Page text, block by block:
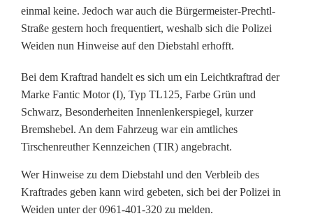
l
e
r
z
u
r
A
r
einmal keine. Jedoch war auch die Bürgermeister-Prechtl-
Straße gestern hoch frequentiert, weshalb sich die Polizei
Weiden nun Hinweise auf den Diebstahl erhofft.
Bei dem Kraftrad handelt es sich um ein Leichtkraftrad der
Marke Fantic Motor (I), Typ TL125, Farbe Grün und
Schwarz, Besonderheiten Innenlenkerspiegel, kurzer
Bremshebel. An dem Fahrzeug war ein amtliches
Tirschenreuther Kennzeichen (TIR) angebracht.
Wer Hinweise zu dem Diebstahl und den Verbleib des
Kraftrades geben kann wird gebeten, sich bei der Polizei in
Weiden unter der 0961-401-320 zu melden.